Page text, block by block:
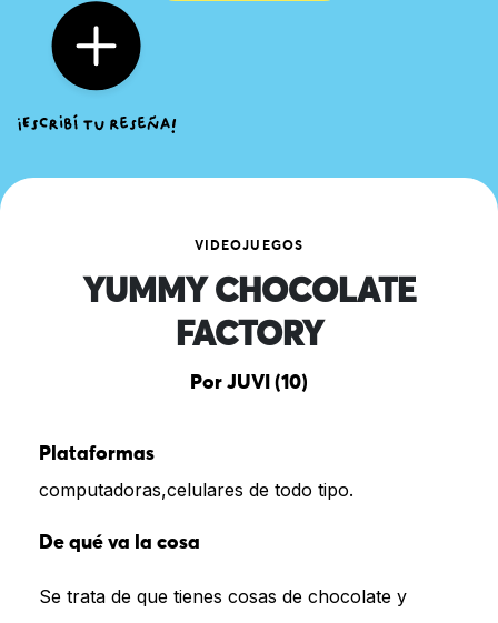
VIDEOJUEGOS
YUMMY CHOCOLATE
FACTORY
Por JUVI (10)
Plataformas
computadoras,celulares de todo tipo.
De qué va la cosa
Se trata de que tienes cosas de chocolate y